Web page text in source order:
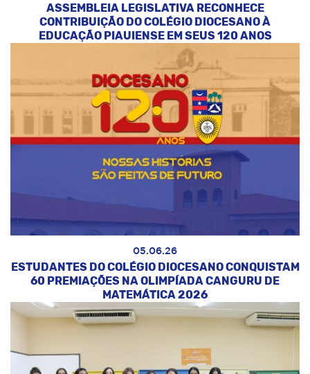
ASSEMBLEIA LEGISLATIVA RECONHECE
CONTRIBUIÇÃO DO COLÉGIO DIOCESANO À
EDUCAÇÃO PIAUIENSE EM SEUS 120 ANOS
05.06.26
ESTUDANTES DO COLÉGIO DIOCESANO CONQUISTAM
60 PREMIAÇÕES NA OLIMPÍADA CANGURU DE
MATEMÁTICA 2026